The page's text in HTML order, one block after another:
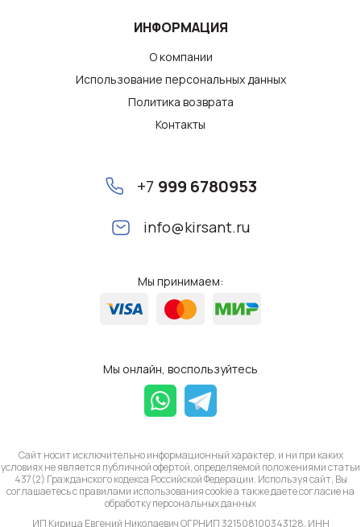
ИНФОРМАЦИЯ
О компании
Использование персональных данных
Политика возврата
Контакты
+7 999 6780953
info@kirsant.ru
Мы принимаем:
Мы онлайн, воспользуйтесь
Сайт носит исключительно информационный характер, и ни при каких
условиях не является публичной офертой, определяемой положениями статьи
437(2) Гражданского кодекса Российской Федерации. Используя сайт, Вы
соглашаетесь с правилами использования cookie а также даете согласие на
обработкуперсональных данных
ИП Кирица Евгений Николаевич ОГРНИП 321508100343128, ИНН